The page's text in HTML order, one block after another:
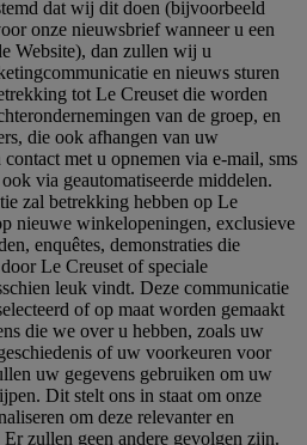
dat wij dit doen (bijvoorbeeld
onze nieuwsbrief wanneer u een
Website), dan zullen wij u
en nieuws sturen
tot Le Creuset die worden
van de groep, en
die ook afhangen van uw
met u opnemen via e-mail, sms
via geautomatiseerde middelen.
zal betrekking hebben op Le
nieuwe winkelopeningen, exclusieve
enquêtes, demonstraties die
Le Creuset of speciale
leuk vindt. Deze communicatie
of op maat worden gemaakt
die we over u hebben, zoals uw
of uw voorkeuren voor
uw gegevens gebruiken om uw
Dit stelt ons in staat om onze
om deze relevanter en
Er zullen geen andere gevolgen zijn.